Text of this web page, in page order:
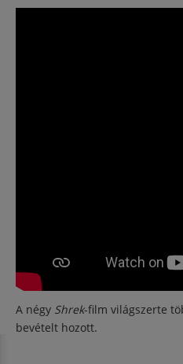
A négy Shrek-film világszerte
bevételt hozott.